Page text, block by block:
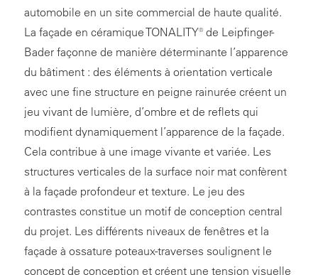
automobile en un site commercial de haute qualité.
La façade en céramique TONALITY® de Leipfinger-
Bader façonne de manière déterminante l’apparence
du bâtiment : des éléments à orientation verticale
avec une fine structure en peigne rainurée créent un
jeu vivant de lumière, d’ombre et de reflets qui
modifient dynamiquement l’apparence de la façade.
Cela contribue à une image vivante et variée. Les
structures verticales de la surface noir mat confèrent
à la façade profondeur et texture. Le jeu des
contrastes constitue un motif de conception central
du projet. Les différents niveaux de fenêtres et la
façade à ossature poteaux-traverses soulignent le
concept de conception et créent une tension visuelle